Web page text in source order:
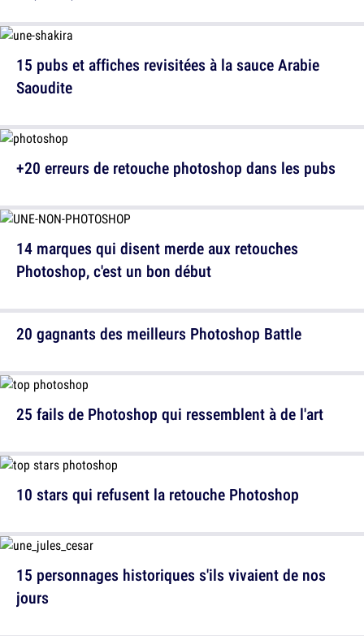
15 pubs et affiches revisitées à la sauce Arabie
Saoudite
14 marques qui disent merde aux retouches
Photoshop, c'est un bon début
25 fails de Photoshop qui ressemblent à de l'art
15 personnages historiques s'ils vivaient de nos
jours
+20 erreurs de retouche photoshop dans les pubs
20 gagnants des meilleurs Photoshop Battle
10 stars qui refusent la retouche Photoshop